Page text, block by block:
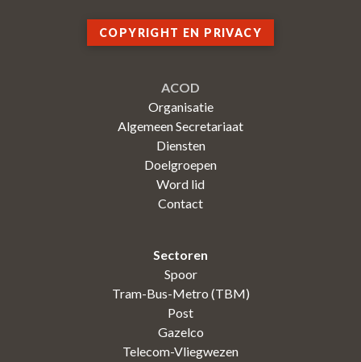
COPYRIGHT EN PRIVACY
ACOD
Organisatie
Algemeen Secretariaat
Diensten
Doelgroepen
Word lid
Contact
Sectoren
Spoor
Tram-Bus-Metro (TBM)
Post
Gazelco
Telecom-Vliegwezen